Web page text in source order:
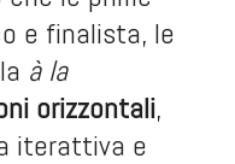
e finalista, le
à la
orizzontali,
iterattiva e